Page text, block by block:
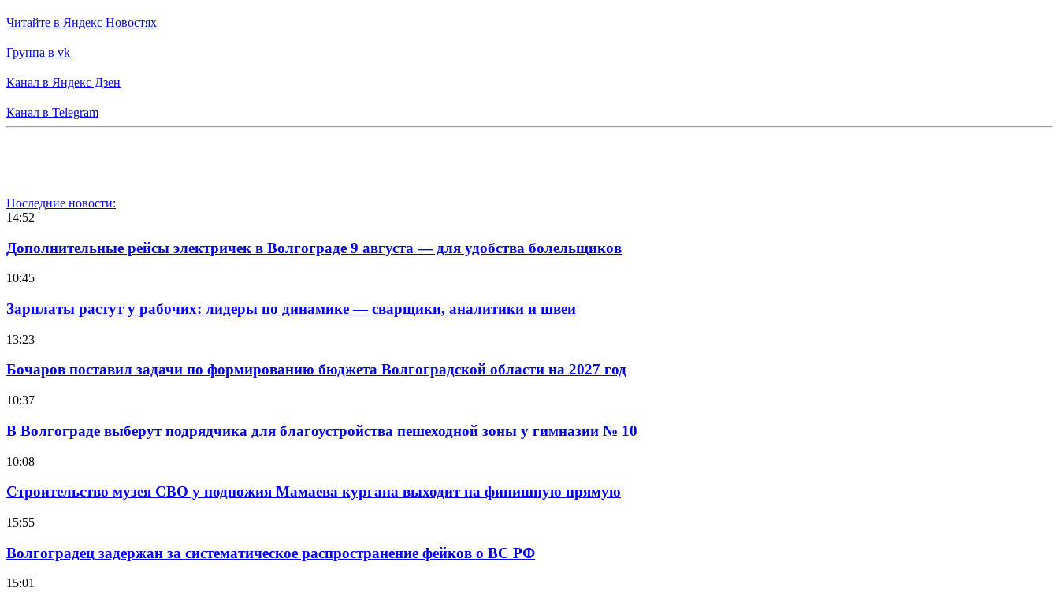
Читайте в Яндекс Новостях
Группа в vk
Канал в Яндекс Дзен
Канал в Telegram
Последние новости:
14:52
Дополнительные рейсы электричек в Волгограде 9 августа — для удобства болельщиков
10:45
Зарплаты растут у рабочих: лидеры по динамике — сварщики, аналитики и швеи
13:23
Бочаров поставил задачи по формированию бюджета Волгоградской области на 2027 год
10:37
В Волгограде выберут подрядчика для благоустройства пешеходной зоны у гимназии № 10
10:08
Строительство музея СВО у подножия Мамаева кургана выходит на финишную прямую
15:55
Волгоградец задержан за систематическое распространение фейков о ВС РФ
15:01